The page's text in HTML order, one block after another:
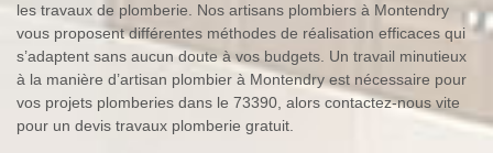
les travaux de plomberie. Nos artisans plombiers à Montendry
vous proposent différentes méthodes de réalisation efficaces qui
s’adaptent sans aucun doute à vos budgets. Un travail minutieux
à la manière d’artisan plombier à Montendry est nécessaire pour
vos projets plomberies dans le 73390, alors contactez-nous vite
pour un devis travaux plomberie gratuit.